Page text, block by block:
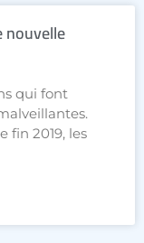
nouvelle
qui font
fin 2019, les